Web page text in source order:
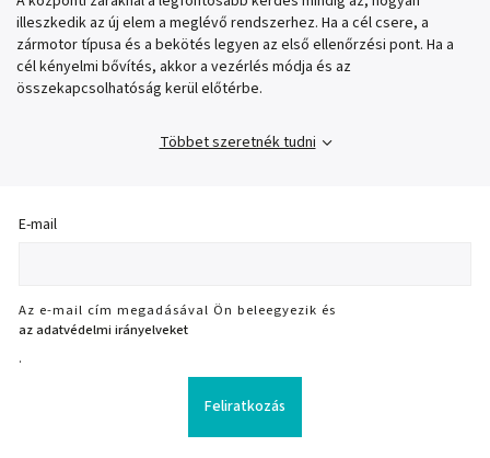
illeszkedik az új elem a meglévő rendszerhez. Ha a cél csere, a
zármotor típusa és a bekötés legyen az első ellenőrzési pont. Ha a
cél kényelmi bővítés, akkor a vezérlés módja és az
összekapcsolhatóság kerül előtérbe.
Többet szeretnék tudni
E-mail
Az e-mail cím megadásával Ön beleegyezik és
az adatvédelmi irányelveket
.
Feliratkozás